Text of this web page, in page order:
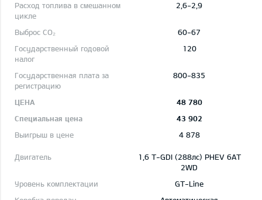
2,6-2,9
60-67
120
800-835
48 780
43 902
4 878
1,6 T-GDI (288лс) PHEV 6AT
2WD
GT-Line